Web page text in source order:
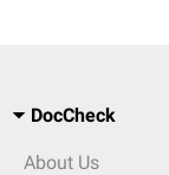
DocCheck
About Us